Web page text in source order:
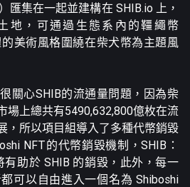
匯集在一起並建構在 SHIB.io上，
地，可通過生態系內的韁繩幣
美術風格圍繞在柴犬幣為主題風
關心SHIB的流通量問題，因為柴
場上總共有5490,632,800億枚在流
，所以項目組導入了多種代幣銷毀
NFT的代幣銷毀機制，SHIB：
有助於 SHIB 的銷毀，此外，每一
可以自由進入一個名為 Shiboshi